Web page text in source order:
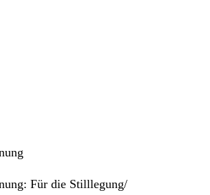
Für die Stilllegung/